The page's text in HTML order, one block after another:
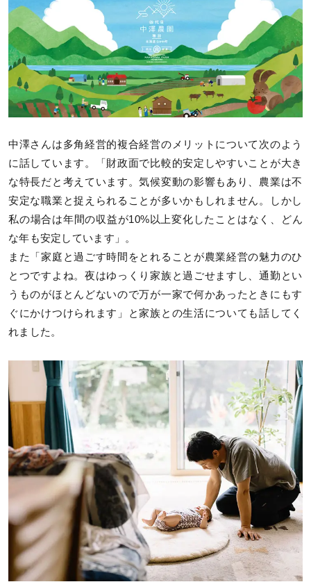
中澤さんは多角経営的複合経営のメリットについて次のよう
に話しています。「財政面で比較的安定しやすいことが大き
な特長だと考えています。気候変動の影響もあり、農業は不
安定な職業と捉えられることが多いかもしれません。しかし
私の場合は年間の収益が10%以上変化したことはなく、どん
な年も安定しています」。
また「家庭と過ごす時間をとれることが農業経営の魅力のひ
とつですよね。夜はゆっくり家族と過ごせますし、通勤とい
うものがほとんどないので万が一家で何かあったときにもす
ぐにかけつけられます」と家族との生活についても話してく
れました。